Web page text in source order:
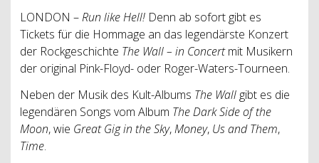
LONDON –Run like Hell! Denn ab sofort gibt es
Tickets für die Hommage an das legendärste Konzert
der Rockgeschichte The Wall – in Concertmit Musikern
der original Pink-Floyd- oder Roger-Waters-Tourneen.
Neben der Musik des Kult-Albums The Wall gibt es die
legendären Songs vom Album The Dark Side of the
Moon, wie Great Gig in the Sky,Money, Us and Them,
Time.